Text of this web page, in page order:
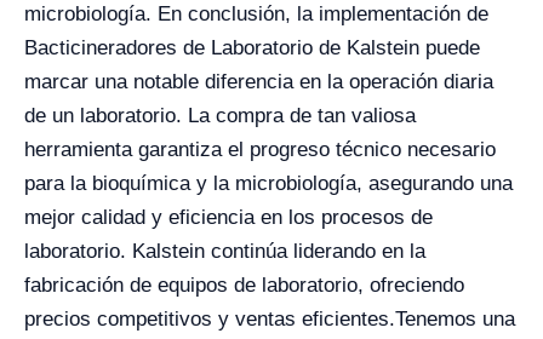
microbiología. En conclusión, la implementación de
Bacticineradores de Laboratorio de Kalstein puede
marcar una notable diferencia en la operación diaria
de un laboratorio. La compra de tan valiosa
herramienta garantiza el progreso técnico necesario
para la bioquímica y la microbiología, asegurando una
mejor calidad y eficiencia en los procesos de
laboratorio. Kalstein continúa liderando en la
fabricación de equipos de laboratorio, ofreciendo
precios competitivos y ventas eficientes.Tenemos una